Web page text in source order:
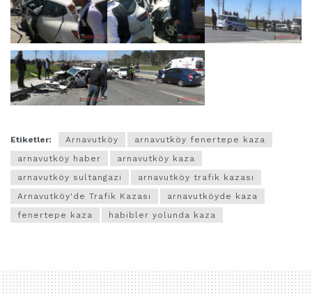
Etiketler: Arnavutköy
arnavutköy fenertepe kaza
arnavutköy haber
arnavutköy kaza
arnavutköy sultangazi
arnavutköy trafik kazası
Arnavutköy'de Trafik Kazası
arnavutköyde kaza
fenertepe kaza
habibler yolunda kaza